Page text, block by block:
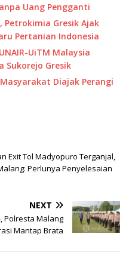
Uang Pengganti
Petrokimia Gresik Ajak
Pertanian Indonesia
UiTM Malaysia
Sukorejo Gresik
Diajak Perangi
Exit Tol Madyopuro Terganjal,
Perlunya Penyelesaian
NEXT
Polresta Malang
Mantap Brata